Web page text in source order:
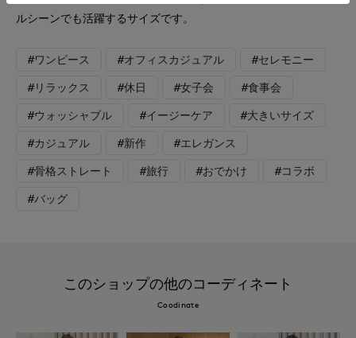
ルシーンでも活躍するサイズです。
#ワンピース #オフィスカジュアル #セレモニー
#リラックス #休日 #女子会 #食事会
#ウォッシャブル #イージーケア #大きいサイズ
#カジュアル #新作 #エレガンス
#骨格ストレート #旅行 #おでかけ #コラボ
#バッグ
このショップの他のコーディネート
Coodinate